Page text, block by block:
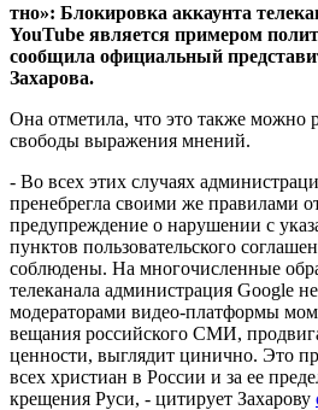
тно»: Блокировка аккаунта
YouTube является примером
сообщила официальный
Захарова.
Она отметила, что это также можно
свободы выражения мнений.
- Во всех этих случаях
пренебрегла своими же правилами
предупреждение о нарушении с
пунктов пользовательского
соблюдены. На многочисленные
телеканала администрация Google
модераторами видео-платформы
вещания российского СМИ,
ценности, выглядит цинично. Это
всех христиан в России и за ее
крещения Руси, - цитирует Захарову